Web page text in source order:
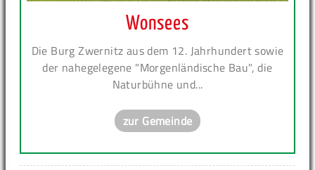
Wonsees
Die Burg Zwernitz aus dem 12. Jahrhundert sowie
der nahegelegene "Morgenländische Bau", die
Naturbühne und...
zur Gemeinde